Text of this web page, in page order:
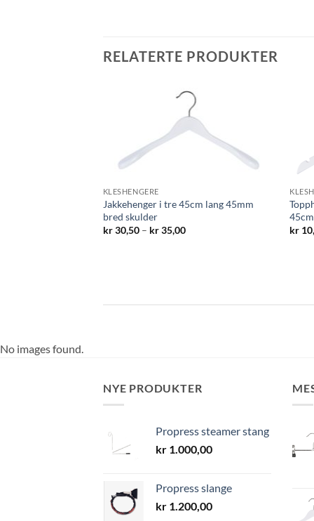
RELATERTE PRODUKTER
KLESHENGERE
Jakkehenger i tre 45cm lang 45mm
bred skulder
kr30,50 – kr35,00Prisområde:
45cm
kr
No images found.
NYE PRODUKTER
Propress steamer stang
kr 1.000,00
Propress slange
kr 1.200,00